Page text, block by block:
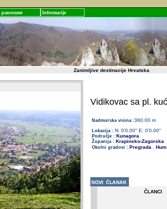
panorame Informacije
Zanimljive destinacije Hrvatska
Vidikovac sa pl.
Nadmorska visina :380.00 m
Lokacija : N: 0'0.00'' E: 0'0.00''
Područje :Kunagora
Županija : Krapinsko-Zagorska
Okolni gradovi : Pregrada ,
ČLANCI